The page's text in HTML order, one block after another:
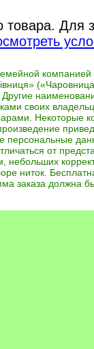
Для
компанией
своих
Некоторые
персональные
от
небольших
ниток.
заказа должна